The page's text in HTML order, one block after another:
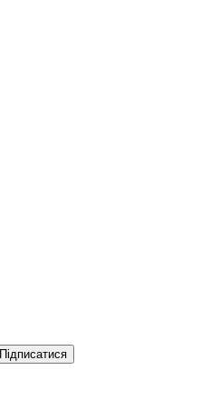
Підписатися